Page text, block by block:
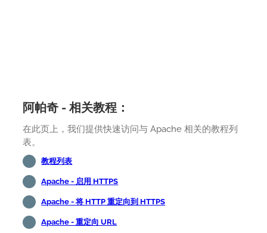
阿帕奇 - 相关教程：
在此页上，我们提供快速访问与 Apache 相关的教程列
表。
教程列表
Apache - 启用 HTTPS
Apache - 将 HTTP 重定向到 HTTPS
Apache - 重定向 URL